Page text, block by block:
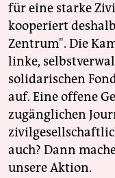
für eine starke
kooperiert
Zentrum". Die
linke,
solidarischen
auf. Eine offene
zugänglichen
auch? Dann
unsere Aktion.